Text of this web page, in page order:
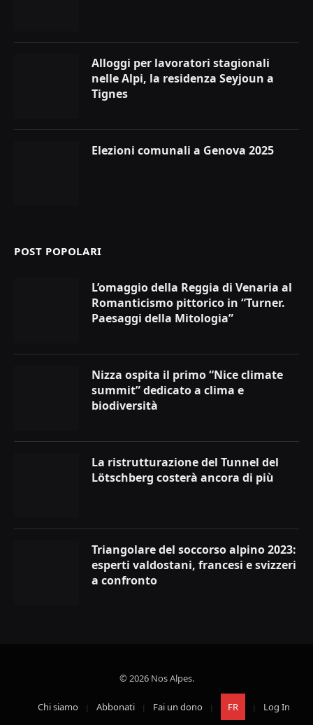
Alloggi per lavoratori stagionali
nelle Alpi, la residenza Seyjoun a
Tignes
Elezioni comunali a Genova 2025
POST POPOLARI
L’omaggio della Reggia di Venaria al
Romanticismo pittorico in “Turner.
Paesaggi della Mitologia”
Nizza ospita il primo “Nice climate
summit” dedicato a clima e
biodiversità
La ristrutturazione del Tunnel del
Lötschberg costerà ancora di più
Triangolare del soccorso alpino 2023:
esperti valdostani, francesi e svizzeri
a confronto
© 2026 Nos Alpes.
Chi siamo Abbonati Fai un dono FR Log In